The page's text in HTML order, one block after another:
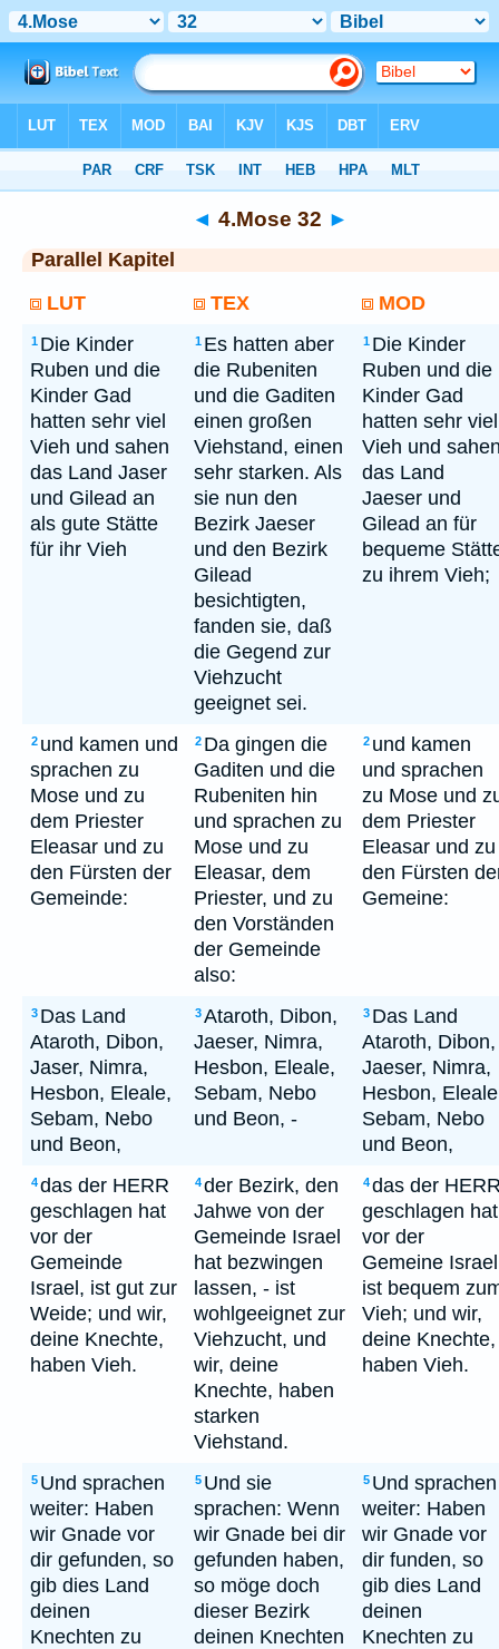
◄ 4.Mose 32 ►
Parallel Kapitel
LUT
TEX MOD
1 Die Kinder
Ruben und die
Kinder Gad
hatten sehr viel
Vieh und sahen
das Land Jaser
und Gilead an
als gute Stätte
für ihr Vieh
1 Es hatten aber
die Rubeniten
und die Gaditen
einen großen
Viehstand, einen
sehr starken. Als
sie nun den
Bezirk Jaeser
und den Bezirk
Gilead
besichtigten,
fanden sie, daß
die Gegend zur
Viehzucht
geeignet sei.
1 Die Kinder
Ruben und die
Kinder Gad
hatten sehr viel
Vieh und
das Land
Jaeser und
Gilead an für
bequeme
zu ihrem Vieh;
2 und kamen und
sprachen zu
Mose und zu
dem Priester
Eleasar und zu
den Fürsten der
Gemeinde:
2 Da gingen die
Gaditen und die
Rubeniten hin
und sprachen zu
Mose und zu
Eleasar, dem
Priester, und zu
den Vorständen
der Gemeinde
also:
2 und kamen
und sprachen
zu Mose und
dem Priester
Eleasar und zu
den Fürsten
Gemeine:
3 Das Land
Ataroth, Dibon,
Jaser, Nimra,
Hesbon, Eleale,
Sebam, Nebo
und Beon,
3Ataroth, Dibon,
Jaeser, Nimra,
Hesbon, Eleale,
Sebam, Nebo
und Beon, -
3 Das Land
Ataroth, Dibon,
Jaeser, Nimra,
Hesbon,
Sebam, Nebo
und Beon,
4das der HERR
geschlagen hat
vor der
Gemeinde
Israel, ist gut zur
Weide; und wir,
deine Knechte,
haben Vieh.
4der Bezirk, den
Jahwe von der
Gemeinde Israel
hat bezwingen
lassen, - ist
wohlgeeignet zur
Viehzucht, und
wir, deine
Knechte, haben
starken
Viehstand.
4das der
geschlagen hat
vor der
Gemeine
ist bequem
Vieh; und wir,
deine Knechte,
haben Vieh.
5 Und sprachen
weiter: Haben
wir Gnade vor
dir gefunden, so
gib dies Land
deinen
Knechten zu
5 Und sie
sprachen: Wenn
wir Gnade bei dir
gefunden haben,
so möge doch
dieser Bezirk
deinen Knechten
5 Und sprachen
weiter: Haben
wir Gnade vor
dir funden, so
gib dies Land
deinen
Knechten zu